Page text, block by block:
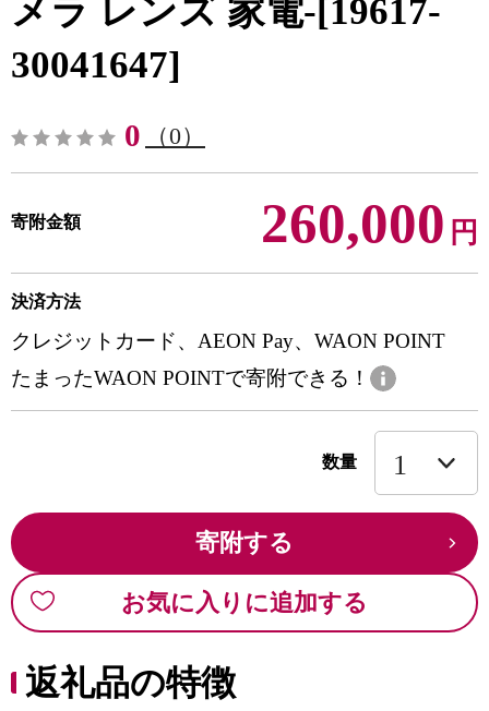
メラ レンズ 家電-[19617-
30041647]
0 （0）
寄附金額 260,000 円
決済方法
クレジットカード、AEON Pay、WAON POINT
たまったWAON POINTで寄附できる！
数量
寄附する
お気に入りに追加する
返礼品の特徴